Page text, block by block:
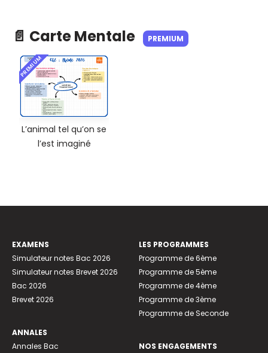
📄 Carte Mentale PREMIUM
PREMIUM
L’animal tel qu’on se
l’est imaginé
EXAMENS
Simulateur notes Bac 2026
Simulateur notes Brevet 2026
Bac 2026
Brevet 2026
ANNALES
Annales Bac
LES PROGRAMMES
Programme de 6ème
Programme de 5ème
Programme de 4ème
Programme de 3ème
Programme de Seconde
NOS ENGAGEMENTS